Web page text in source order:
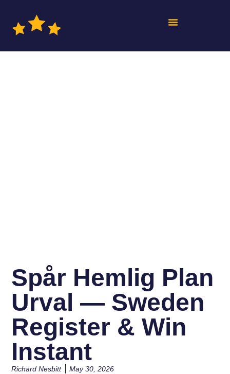
Spår Hemlig Plan
Urval — Sweden
Register & Win
Instant
Richard Nesbitt May 30, 2026